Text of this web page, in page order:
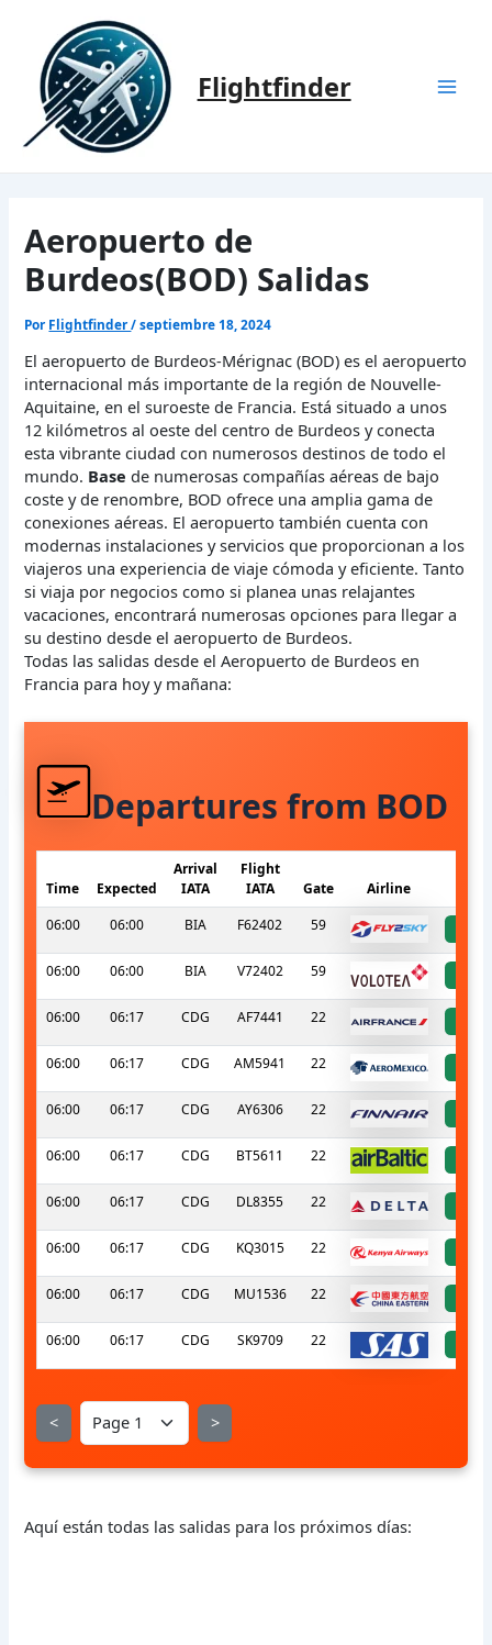
contenido
Flightfinder
Aeropuerto de
Burdeos(BOD) Salidas
Por Flightfinder/septiembre 18, 2024
El aeropuerto de Burdeos-Mérignac (BOD) es el aeropuerto
internacional más importante de la región de Nouvelle-
Aquitaine, en el suroeste de Francia. Está situado a unos
12 kilómetros al oeste del centro de Burdeos y conecta
esta vibrante ciudad con numerosos destinos de todo el
mundo. Base de numerosas compañías aéreas de bajo
coste y de renombre, BOD ofrece una amplia gama de
conexiones aéreas. El aeropuerto también cuenta con
modernas instalaciones y servicios que proporcionan a los
viajeros una experiencia de viaje cómoda y eficiente. Tanto
si viaja por negocios como si planea unas relajantes
vacaciones, encontrará numerosas opciones para llegar a
su destino desde el aeropuerto de Burdeos.
Todas las salidas desde el Aeropuerto de Burdeos en
Francia para hoy y mañana:
Departures from BOD
Time Expected
Arrival
IATA
Flight
IATA
Gate Airline
06:00
06:00 BIA F62402 59
06:00 06:00 BIA V72402 59
06:00 06:17 CDG AF7441 22
06:00 06:17 CDG AM5941 22
06:00 06:17 CDG AY6306 22
06:00 06:17 CDG BT5611 22
06:00 06:17 CDG DL8355 22
06:00 06:17 CDG KQ3015 22
06:00 06:17 CDG MU1536 22
06:00 06:17 CDG SK9709 22
< >
Aquí están todas las salidas para los próximos días: